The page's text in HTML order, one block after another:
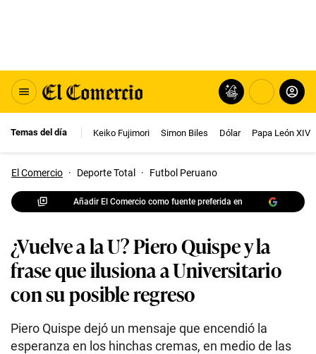
Temas del día Keiko Fujimori Simon Biles Dólar Papa León XIV
El Comercio · Deporte Total · Futbol Peruano
Añadir El Comercio como fuente preferida en
¿Vuelve a la U? Piero Quispe y la
frase que ilusiona a Universitario
con su posible regreso
Piero Quispe dejó un mensaje que encendió la
esperanza en los hinchas cremas, en medio de las